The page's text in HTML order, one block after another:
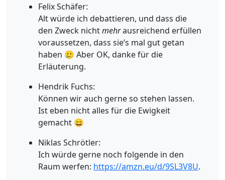
Felix Schäfer:
Alt würde ich debattieren, und dass die
den Zweck nichtmehrausreichend erfüllen
voraussetzen, dass sie’s mal gut getan
haben 🥲 Aber OK, danke für die
Erläuterung.
Hendrik Fuchs:
Können wir auch gerne so stehen lassen.
Ist eben nicht alles für die Ewigkeit
gemacht 😄
Niklas Schrötler:
Ich würde gerne noch folgende in den
Raum werfen: https://amzn.eu/d/9SL3V8U.